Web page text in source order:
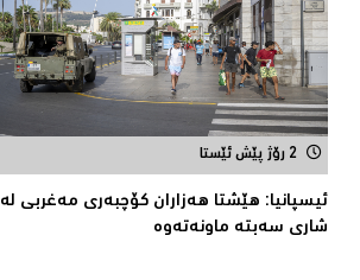
2 رۆژ پێش ئێستا
ئیسپانیا: هێشتا هه‌زاران كۆچبه‌ری مه‌غربی له‌
شاری سه‌بته‌ ماونه‌ته‌وه‌